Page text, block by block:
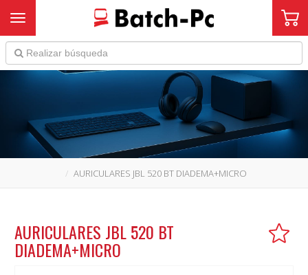
Toggle navigation
AURICULARES JBL 520 BT DIADEMA+MICRO
AURICULARES JBL 520 BT
DIADEMA+MICRO